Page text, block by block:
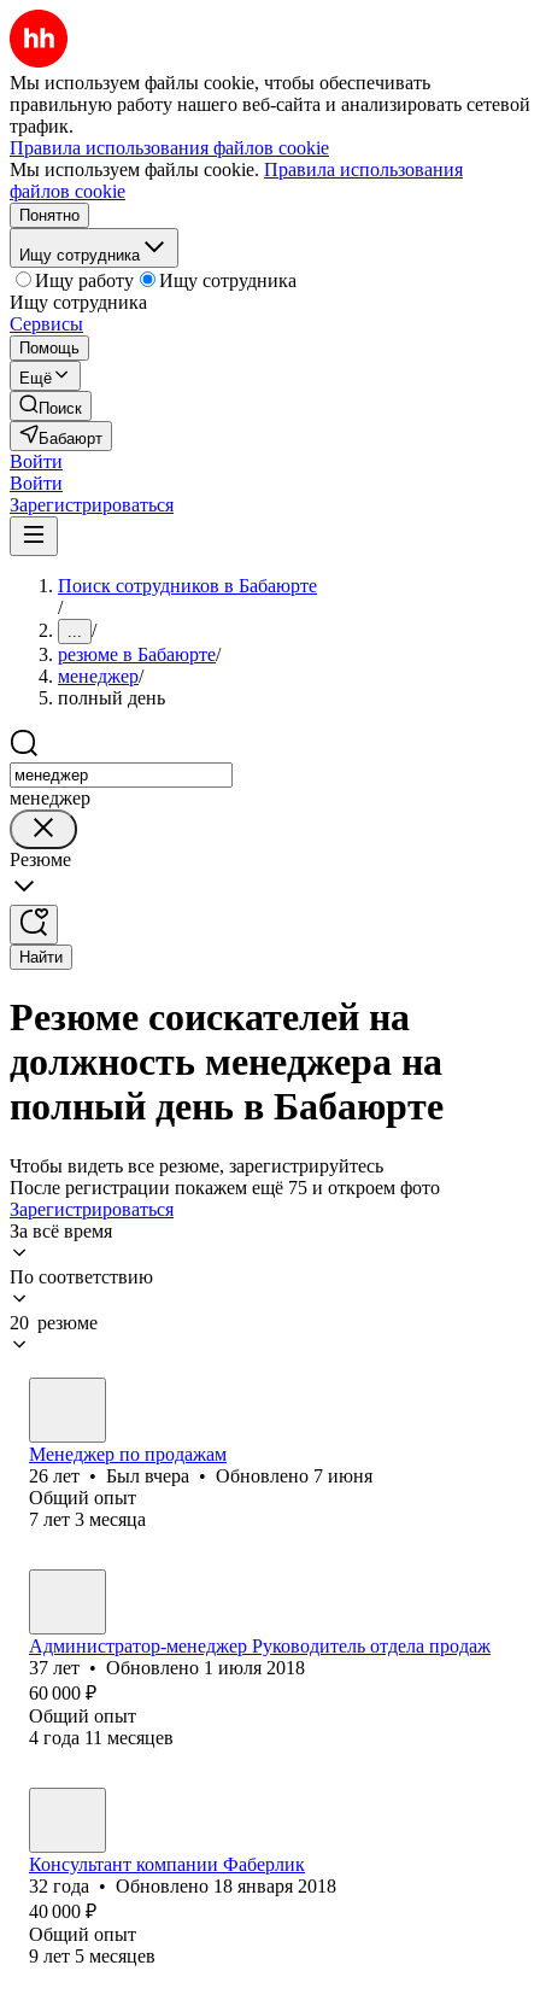
Мы используем файлы cookie, чтобы обеспечивать
правильную работу нашего веб-сайта и анализировать сетевой
трафик.
Правила использования файлов cookie
Мы используем файлы cookie. Правила использования
файлов cookie
Понятно
Ищу сотрудника
Ищу работу
Ищу сотрудника
Ищу сотрудника
Сервисы
Помощь
Ещё
Поиск
Бабаюрт
Войти
Войти
Зарегистрироваться
Поиск сотрудников в Бабаюрте
/
... /
резюме в Бабаюрте/
менеджер/
полный день
менеджер
Резюме
Найти
Резюме соискателей на
должность менеджера на
полный день в Бабаюрте
Чтобы видеть все резюме, зарегистрируйтесь
После регистрации покажем ещё 75 и откроем фото
Зарегистрироваться
За всё время
По соответствию
20 резюме
Менеджер по продажам
26 лет • Был вчера • Обновлено 7 июня
Общий опыт
7 лет 3 месяца
Администратор-менеджер Руководитель отдела продаж
37 лет • Обновлено 1 июля 2018
60 000 ₽
Общий опыт
4 года 11 месяцев
Консультант компании Фаберлик
32 года • Обновлено 18 января 2018
40 000 ₽
Общий опыт
9 лет 5 месяцев